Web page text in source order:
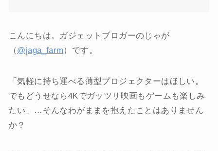
こんにちは。ガジェットブロガーのじゃが
（@jaga_farm）です。
「気軽に持ち運べる薄型プロジェクターはほしい。
でもどうせなら4Kでガッツリ映画もゲームも楽しみ
たい」…そんなわがままを抱えたことはありません
か？